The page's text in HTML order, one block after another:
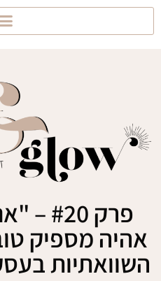
פרק
אהיה מספיק
השוואתיות